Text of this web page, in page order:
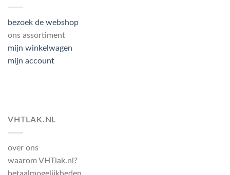
bezoek de webshop
ons assortiment
mijn winkelwagen
mijn account
VHTLAK.NL
over ons
waarom VHTlak.nl?
betaalmogelijkheden